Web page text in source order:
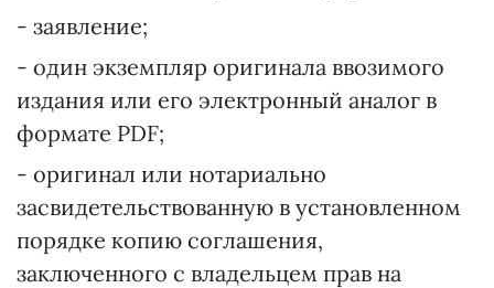
- заявление;
- один экземпляр оригинала ввозимого
издания или его электронный аналог в
формате PDF;
- оригинал или нотариально
засвидетельствованную в установленном
порядке копию соглашения,
заключенного с владельцем прав на